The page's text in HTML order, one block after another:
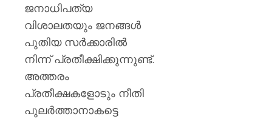
ജനാധിപത്യ
വിശാലതയും ജനങ്ങൾ
പുതിയ സർക്കാരിൽ
നിന്ന് പ്രതീക്ഷിക്കുന്നുണ്ട്.
അത്തരം
പ്രതീക്ഷകളോടും നീതി
പുലർത്താനാകട്ടെ